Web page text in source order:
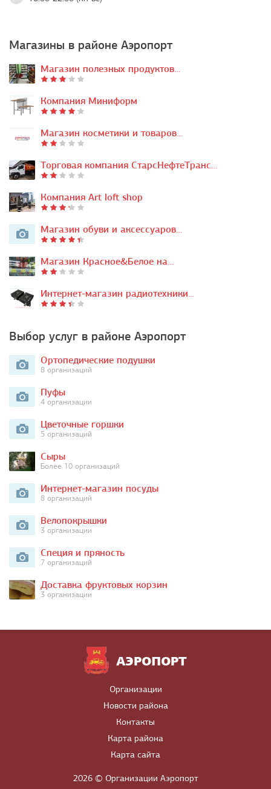
Магазины в районе Аэропорт
Магазин полезных продуктов…
Компания Миниформ
Магазин косметики и товаров…
Торговая компания СтарсНефтеТранс…
Компания Art loft shop
Магазин обуви и аксессуаров…
Магазин Красное&Белое на…
Интернет-магазин радиотехники…
Выбор услуг в районе Аэропорт
Ортопедические подушки
8 организаций
Пуфы
4 организации
Цветочные горшки
5 организаций
Сыры
Более 10 организаций
Интернет-магазин посуды
8 организаций
Велопокрышки
3 организации
Специя и пряность
7 организаций
Доставка фруктовых корзин
3 организации
АЭРОПОРТ
Организации
Новости района
Контакты
Карта района
Карта сайта
2026 © Организации Аэропорт